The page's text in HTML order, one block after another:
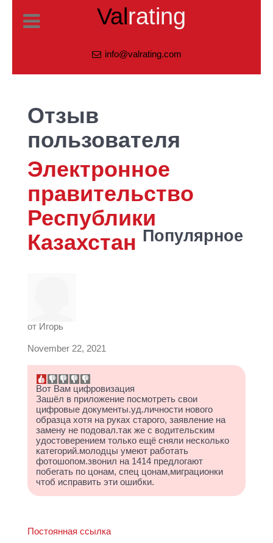
Valrating
info@valrating.com
Отзыв
пользователя
Электронное
правительство
Республики
Казахстан Популярное
от Игорь
November 22, 2021
Вот Вам цифровизация
Зашёл в приложение посмотреть свои
цифровые документы.уд.личности нового
образца хотя на руках старого, заявление на
замену не подовал.так же с водительским
удостоверением только ещё сняли несколько
категорий.молодцы умеют работать
фотошопом.звонил на 1414 предлогают
побегать по цонам, спец цонам,миграционки
чтоб исправить эти ошибки.
Постоянная ссылка